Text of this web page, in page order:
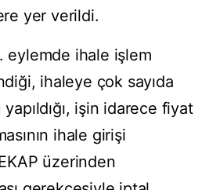
yer verildi.
eylemde ihale işlem
ihaleye çok sayıda
işin idarece fiyat
ihale girişi
üzerinden